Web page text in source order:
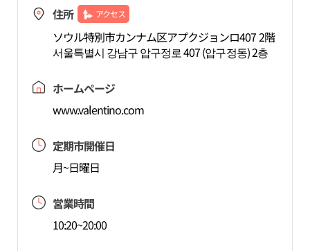
住所 アクセス
ソウル特別市カンナム区アプクジョンロ407 2階
서울특별시 강남구 압구정로 407 (압구정동) 2층
ホームページ
www.valentino.com
定期市開催日
月~日曜日
営業時間
10:20~20:00